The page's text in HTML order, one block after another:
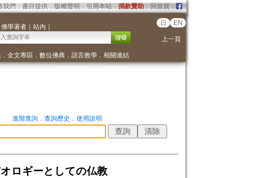
我們 ． 書目提供． 版權聲明 ． 引用本站． 捐款贊助．回首頁．
佛學著者｜ 站內 ｜
日 EN
上一頁
． 全文專區 ． 數位佛典． 語言教學． 相關連結
進階查詢． 查詢歷史 ． 使用說明
ロギーとしての仏教